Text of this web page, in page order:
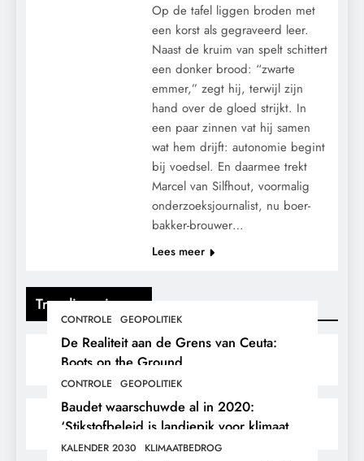
Trending nieuws
CONTROLE GEOPOLITIEK
De Realiteit aan de Grens van Ceuta:
Boots on the Ground.
CONTROLE GEOPOLITIEK
Baudet waarschuwde al in 2020:
‘Stikstofbeleid is landjepik voor klimaat
en immigratie’.
KALENDER 2030 KLIMAATBEDROG
Op de tafel liggen broden met
een korst als gegraveerd leer.
Naast de kruim van spelt schittert
een donker brood: “zwarte
emmer,” zegt hij, terwijl zijn
hand over de gloed strijkt. In
een paar zinnen vat hij samen
wat hem drijft: autonomie begint
bij voedsel. En daarmee trekt
Marcel van Silfhout, voormalig
onderzoeksjournalist, nu boer-
bakker-brouwer…
Lees meer